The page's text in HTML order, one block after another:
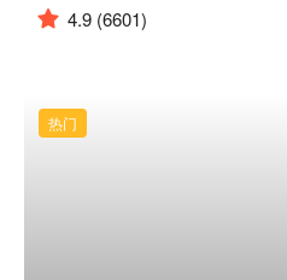
4.9 (6601)
热门